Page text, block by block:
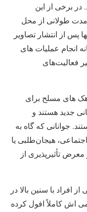
برخی از این
مدت طولانی از محل
پس از انتشار تصاویر
انجام عملیات های
فعالیت‌های
های مسلح برای
جدید هستند و
جوانانی که گاه به
هیجان‌طلبی یا
تأثیرپذیری از
افراد با سنین بالا در
اش کاملاً افول کرده